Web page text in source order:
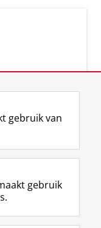
R
S
-
f
e
I
n
t
r
Y
o
T
e
gebruik van
gebruik